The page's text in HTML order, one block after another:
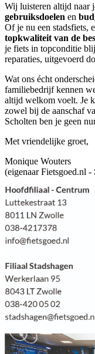
Wij luisteren altijd naar
gebruiksdoelen en
Of je nu een stadsfiets,
topkwaliteit van de
je fiets in topconditie
reparaties, uitgevoerd
Wat ons écht
familiebedrijf kennen
altijd welkom voelt. Je
zowel bij de aanschaf
Scholten ben je geen
Met vriendelijke groet,
Monique Wouters
(eigenaar Fietsgoed.nl -